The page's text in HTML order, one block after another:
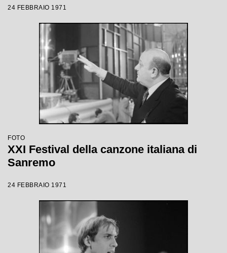
24 FEBBRAIO 1971
FOTO
XXI Festival della canzone italiana di
Sanremo
24 FEBBRAIO 1971